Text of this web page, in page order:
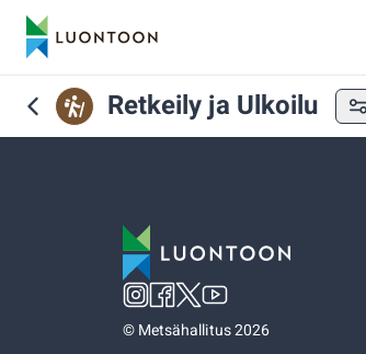
Retkeily ja Ulkoilu
©Metsähallitus 2026